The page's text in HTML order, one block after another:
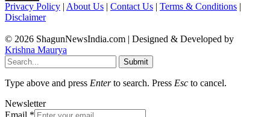
Privacy Policy | About Us | Contact Us | Terms & Conditions |
Disclaimer
© 2026 ShagunNewsIndia.com | Designed & Developed by
Krishna Maurya
Submit
Type above and press Enterto search. Press Esc to cancel.
Newsletter
Email *